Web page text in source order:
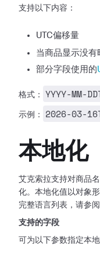
支持以下内容：
UTC偏移量
当商品显示没有
部分字段使用的
格式： YYYY-MM-
示例： 2026-03-
本地化
艾克索拉支持对商品
化。本地化值以对象
完整语言列表，请参阅
支持的字段
可为以下参数指定本地